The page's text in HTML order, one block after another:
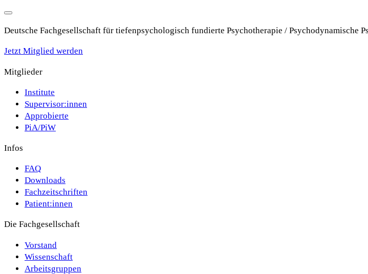
Deutsche Fachgesellschaft für tiefenpsychologisch fundierte Psychotherapie / Psychodynamische
Jetzt Mitglied werden
Mitglieder
Institute
Supervisor:innen
Approbierte
PiA/PiW
Infos
FAQ
Downloads
Fachzeitschriften
Patient:innen
Die Fachgesellschaft
Vorstand
Wissenschaft
Arbeitsgruppen